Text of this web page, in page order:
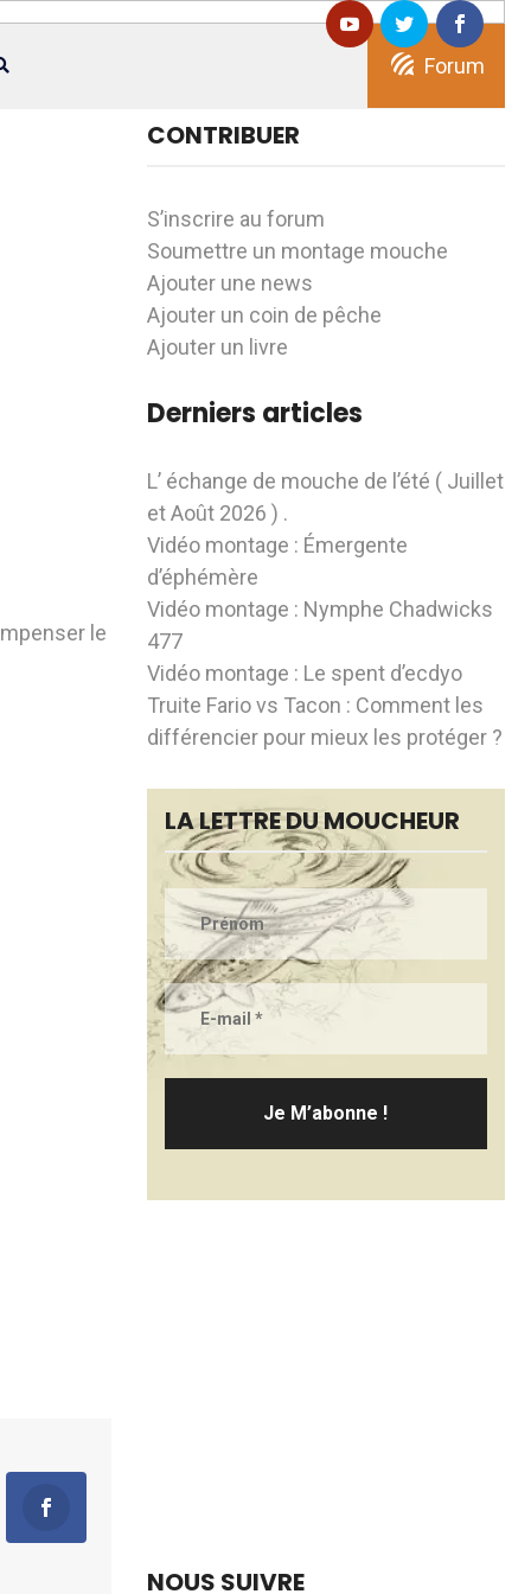
Forum
le
CONTRIBUER
S’inscrire au forum
Soumettre un montage mouche
Ajouter une news
Ajouter un coin de pêche
Ajouter un livre
Derniers articles
L’ échange de mouche de l’été ( Juillet
et Août 2026 ) .
Vidéo montage : Émergente
d’éphémère
Vidéo montage : Nymphe Chadwicks
477
Vidéo montage : Le spent d’ecdyo
Truite Fario vs Tacon : Comment les
différencier pour mieux les protéger ?
LA LETTRE DU MOUCHEUR
NOUS SUIVRE